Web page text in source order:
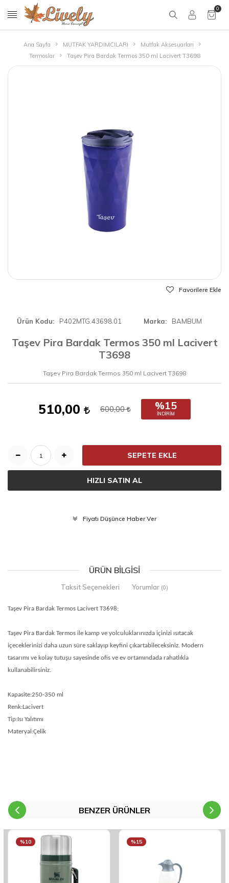
0
Ana Sayfa MUTFAK YARDIMCILARI
Mutfak Aksesuarları
Termoslar
Taşev Pira Bardak Termos 350 ml Lacivert T3698
Favorilere Ekle
Ürün Kodu P402MTG.43698.01 Marka BAMBUM
Taşev Pira Bardak Termos 350 ml Lacivert
T3698
Taşev Pira Bardak Termos 350 ml Lacivert T3698
510,00 600,00 %15
İNDIRIM
SEPETE EKLE
HIZLI SATIN AL
Fiyatı Düşünce Haber Ver
ÜRÜN BILGISI
Taksit Seçenekleri Yorumlar (0)
Taşev Pira Bardak Termos Lacivert T3698;
Taşev Pira Bardak Termos ile kamp ve yolculuklarınızda içinizi ısıtacak
içeceklerinizi daha uzun süre saklayıp keyfini çıkartabileceksiniz. Modern
tasarımı ve kolay tutuşu sayesinde ofis ve ev ortamındada rahatlıkla
kullanabilirsiniz.
Kapasite:250-350 ml
Renk:Lacivert
Tip:Isı Yalıtımı
Materyal:Çelik
BENZER ÜRÜNLER
%10 %15